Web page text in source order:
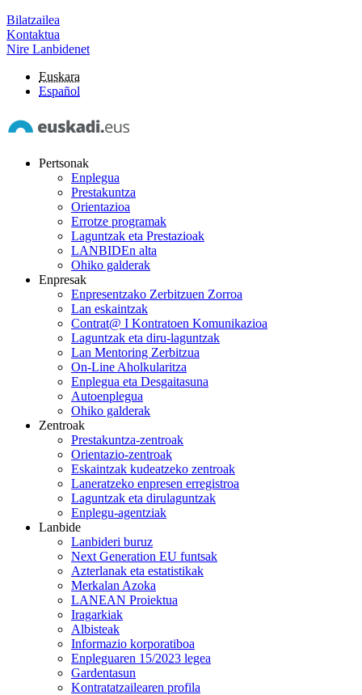
Bilatzailea
Kontaktua
Nire Lanbidenet
Euskara
Español
Pertsonak
Enplegua
Prestakuntza
Orientazioa
Errotze programak
Laguntzak eta Prestazioak
LANBIDEn alta
Ohiko galderak
Enpresak
Enpresentzako Zerbitzuen Zorroa
Lan eskaintzak
Contrat@ I Kontratoen Komunikazioa
Laguntzak eta diru-laguntzak
Lan Mentoring Zerbitzua
On-Line Aholkularitza
Enplegua eta Desgaitasuna
Autoenplegua
Ohiko galderak
Zentroak
Prestakuntza-zentroak
Orientazio-zentroak
Eskaintzak kudeatzeko zentroak
Laneratzeko enpresen erregistroa
Laguntzak eta dirulaguntzak
Enplegu-agentziak
Lanbide
Lanbideri buruz
Next Generation EU funtsak
Azterlanak eta estatistikak
Merkalan Azoka
LANEAN Proiektua
Iragarkiak
Albisteak
Informazio korporatiboa
Enpleguaren 15/2023 legea
Gardentasun
Kontratatzailearen profila